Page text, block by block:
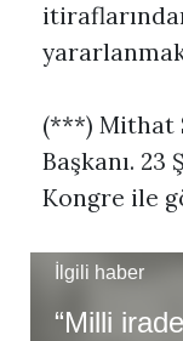
(***) Mithat
Başkanı. 23
Kongre ile
İlgili haber
“Milli